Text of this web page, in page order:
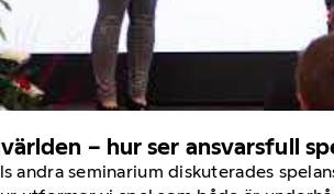
– hur ser ansvarsfull
andra seminarium diskuterades